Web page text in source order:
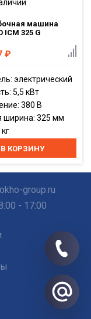
машина
ICM 325 G
₽
электрический
5,5 кВт
380 В
ширина: 325 мм
В КОРЗИНУ
group.ru
- 17:00